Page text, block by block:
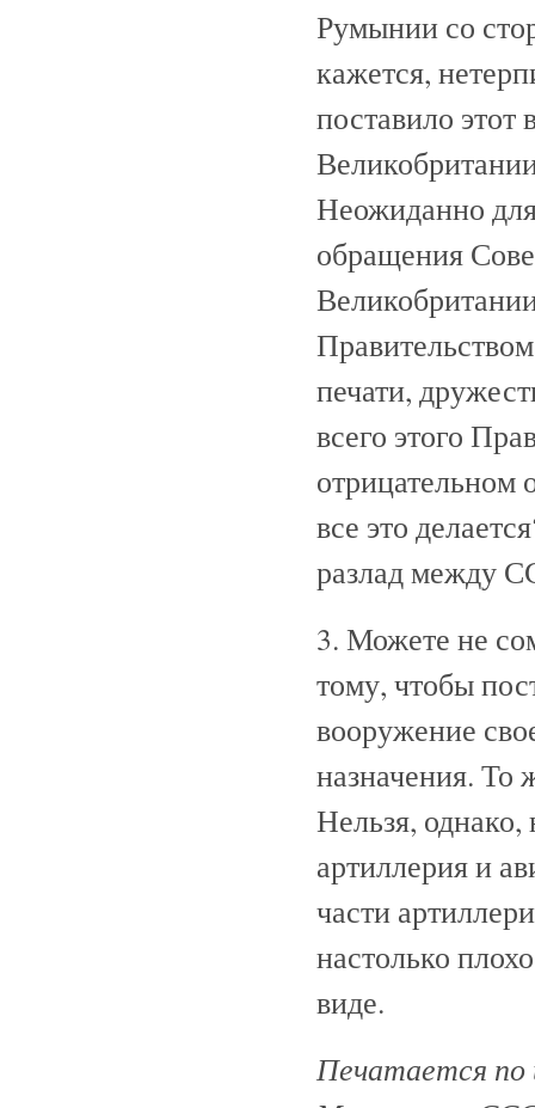
Румынии со
кажется,
поставило этот
Неожиданно
обращения
печати,
всего этого
все это
разлад между
3. Можете не
тому, чтобы
вооружение
назначения. То
Нельзя, однако,
артиллерия и
части
настолько
виде.
Печатается по